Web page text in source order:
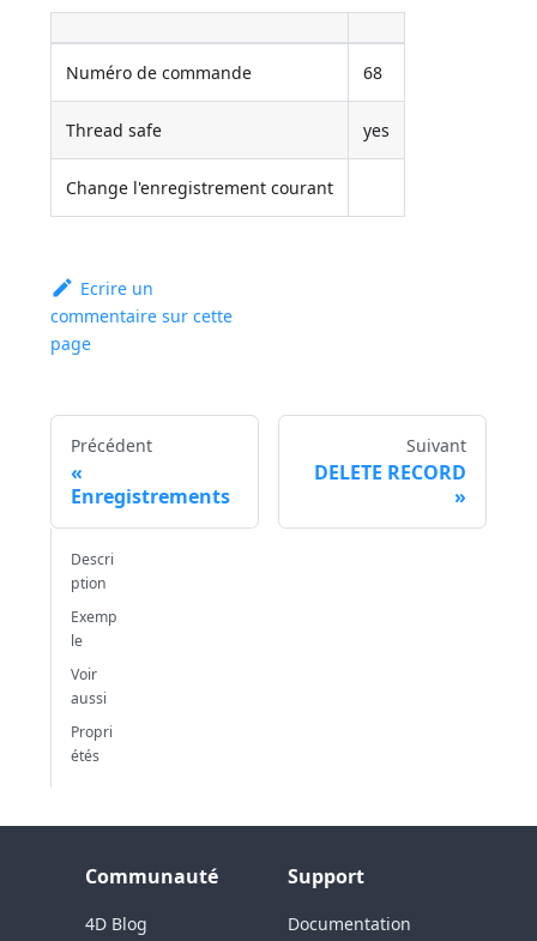
Numéro de commande 68
Thread safe yes
Change l'enregistrement courant
Ecrire un
commentaire sur cette
page
Précédent
Enregistrements
Suivant
DELETE RECORD
Descri
ption
Exemp
le
Voir
aussi
Propri
étés
Communauté
4D Blog
Support
Documentation